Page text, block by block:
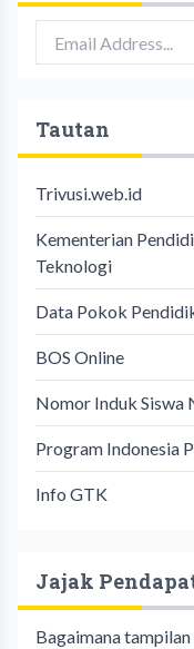
Tautan
Trivusi.web.id
Kementerian
Teknologi
Data Pokok
BOS Online
Nomor Induk Siswa
Program Indonesia
Info GTK
Jajak
Bagaimana